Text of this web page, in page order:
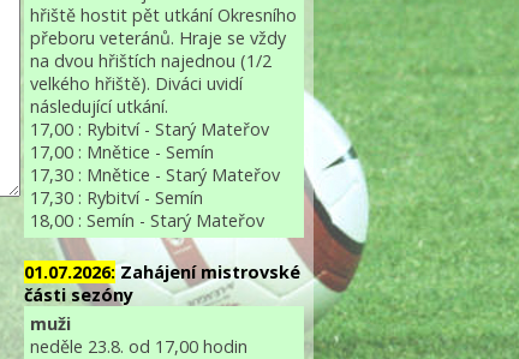
hřiště hostit pět utkání Okresního
přeboru veteránů. Hraje se vždy
na dvou hřištích najednou (1/2
velkého hřiště). Diváci uvidí
následující utkání.
17,00 : Rybitví - Starý Mateřov
17,00 : Mnětice - Semín
17,30 : Mnětice - Starý Mateřov
17,30 : Rybitví - Semín
18,00 : Semín - Starý Mateřov
01.07.2026: Zahájení mistrovské
části sezóny
muži
neděle 23.8. od 17,00 hodin